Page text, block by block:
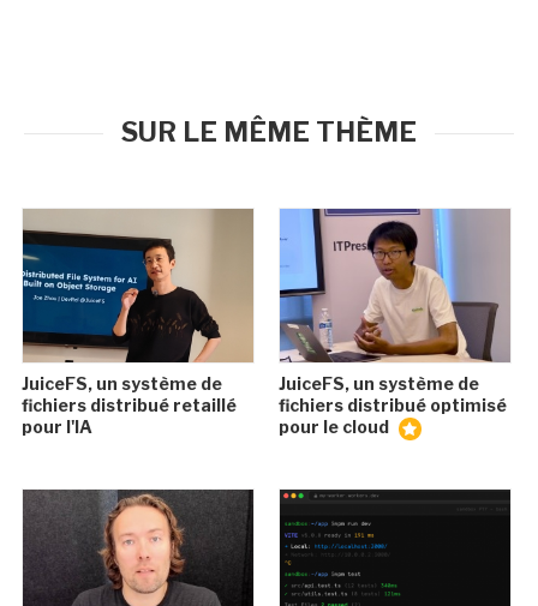
SUR LE MÊME THÈME
JuiceFS, un système de
fichiers distribué retaillé
pour l'IA
JuiceFS, un système de
fichiers distribué optimisé
pour le cloud